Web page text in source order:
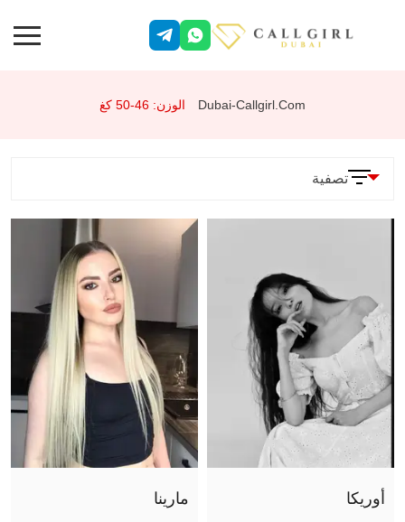
Dubai-Callgirl.com الوزن: 46-50 كغ
أوريكا مارينا
تصفية
الخدمات
وضعية 69
جنس شرجي
تقييد
صور عادية (أثناء اللقاء)
جنس تقليدي مهبلي
جنس مع أزواج